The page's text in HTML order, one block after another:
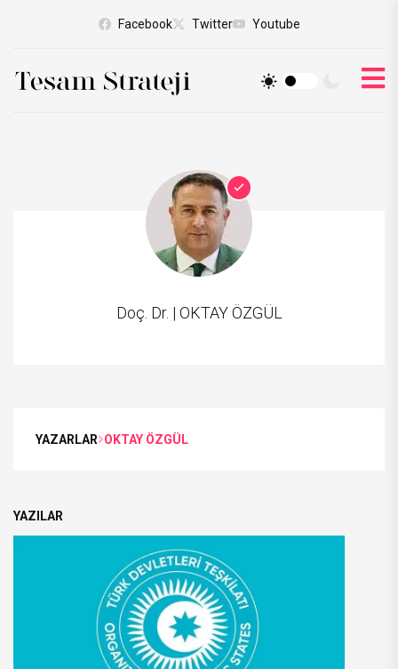
Facebook Twitter Youtube
Doç. Dr. | OKTAY ÖZGÜL
YAZARLAR OKTAY ÖZGÜL
YAZILAR